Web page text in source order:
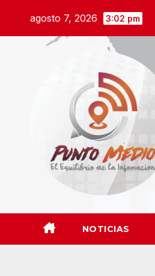
agosto 7, 2026 3:02 pm
NOTICIAS